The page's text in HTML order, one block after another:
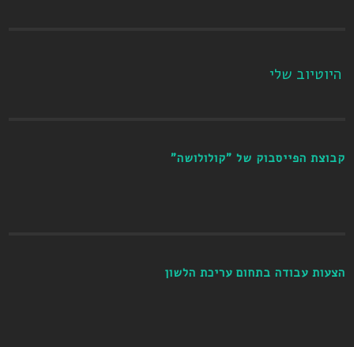
היוטיוב שלי
קבוצת הפייסבוק של "קולולושה"
הצעות עבודה בתחום עריכת הלשון